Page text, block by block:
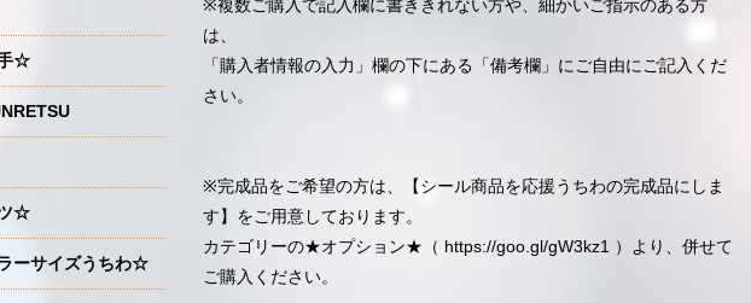
※複数ご購入で記入欄に書ききれない方や、細かいご指示のある方
は、
「購入者情報の入力」欄の下にある「備考欄」にご自由にご記入くだ
さい。
※完成品をご希望の方は、【シール商品を応援うちわの完成品にしま
す】をご用意しております。
カテゴリーの★オプション★（ https://goo.gl/gW3kz1 ）より、併せて
ご購入ください。
☆
☆
ーサイズうちわ☆